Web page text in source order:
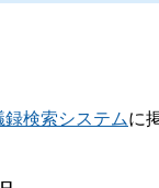
録検索システムに